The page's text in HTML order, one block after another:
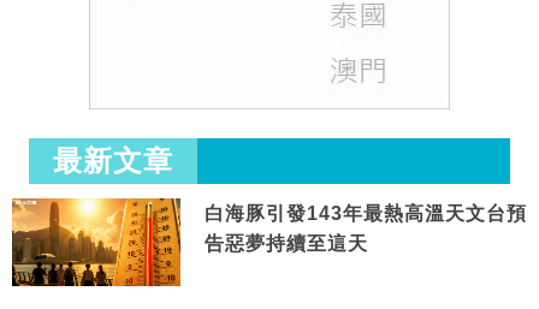
最新文章
白海豚引發143年最熱高溫天文台預
告惡夢持續至這天